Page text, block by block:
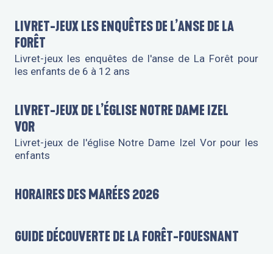
LIVRET-JEUX LES ENQUÊTES DE L’ANSE DE LA
FORÊT
Livret-jeux les enquêtes de l'anse de La Forêt pour
les enfants de 6 à 12 ans
LIVRET-JEUX DE L’ÉGLISE NOTRE DAME IZEL
VOR
Livret-jeux de l'église Notre Dame Izel Vor pour les
enfants
HORAIRES DES MARÉES 2026
GUIDE DÉCOUVERTE DE LA FORÊT-FOUESNANT